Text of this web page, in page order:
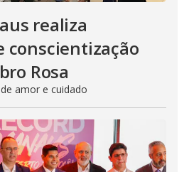
realiza
conscientização
Rosa
amor e cuidado